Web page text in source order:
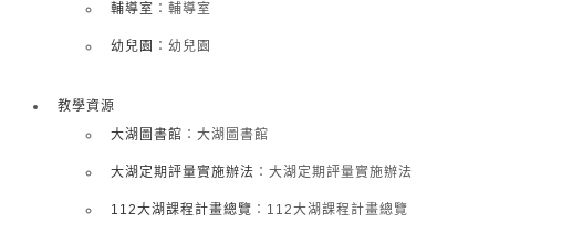
輔導室 ：輔導室
幼兒園 ：幼兒園
教學資源
大湖圖書館 ：大湖圖書館
大湖定期評量實施辦法 ：大湖定期評量實施辦法
112大湖課程計畫總覽 ：112大湖課程計畫總覽